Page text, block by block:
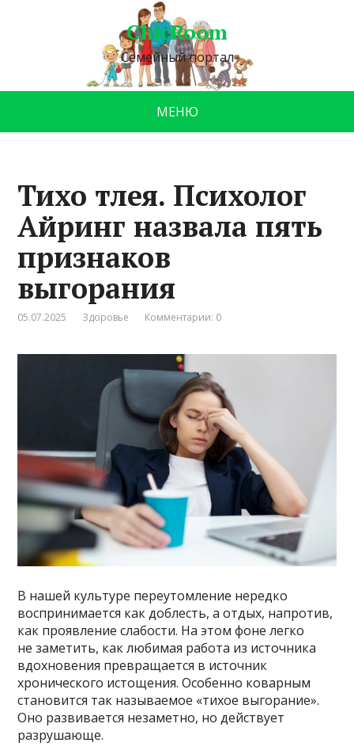
ChicRoom
Семейный портал
МЕНЮ
Тихо тлея. Психолог
Айринг назвала пять
признаков
выгорания
05.07.2025 Здоровье Комментарии: 0
В нашей культуре переутомление нередко
воспринимается как доблесть, а отдых, напротив,
как проявление слабости. На этом фоне легко
не заметить, как любимая работа из источника
вдохновения превращается в источник
хронического истощения. Особенно коварным
становится так называемое «тихое выгорание».
Оно развивается незаметно, но действует
разрушающе.